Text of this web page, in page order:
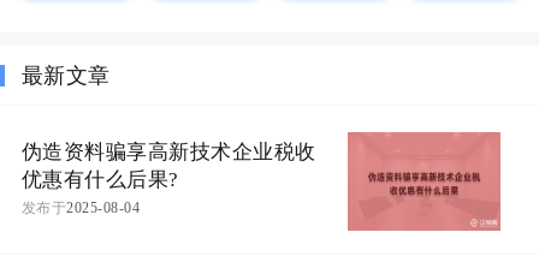
最新文章
伪造资料骗享高新技术企业税收
优惠有什么后果?
发布于2025-08-04